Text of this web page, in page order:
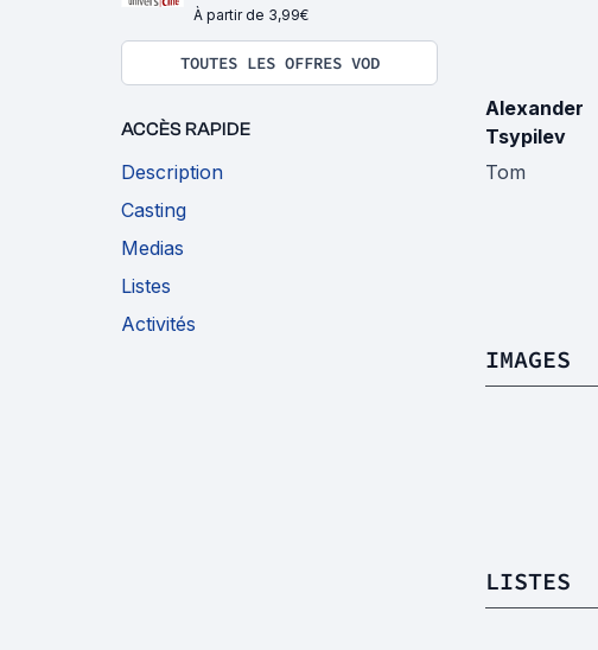
À partir de 3,99€
TOUTES LES OFFRES VOD
ACCÈS RAPIDE
Description
Casting
Medias
Listes
Activités
Alexander
Tsypilev
Tom
IMAGES
LISTES